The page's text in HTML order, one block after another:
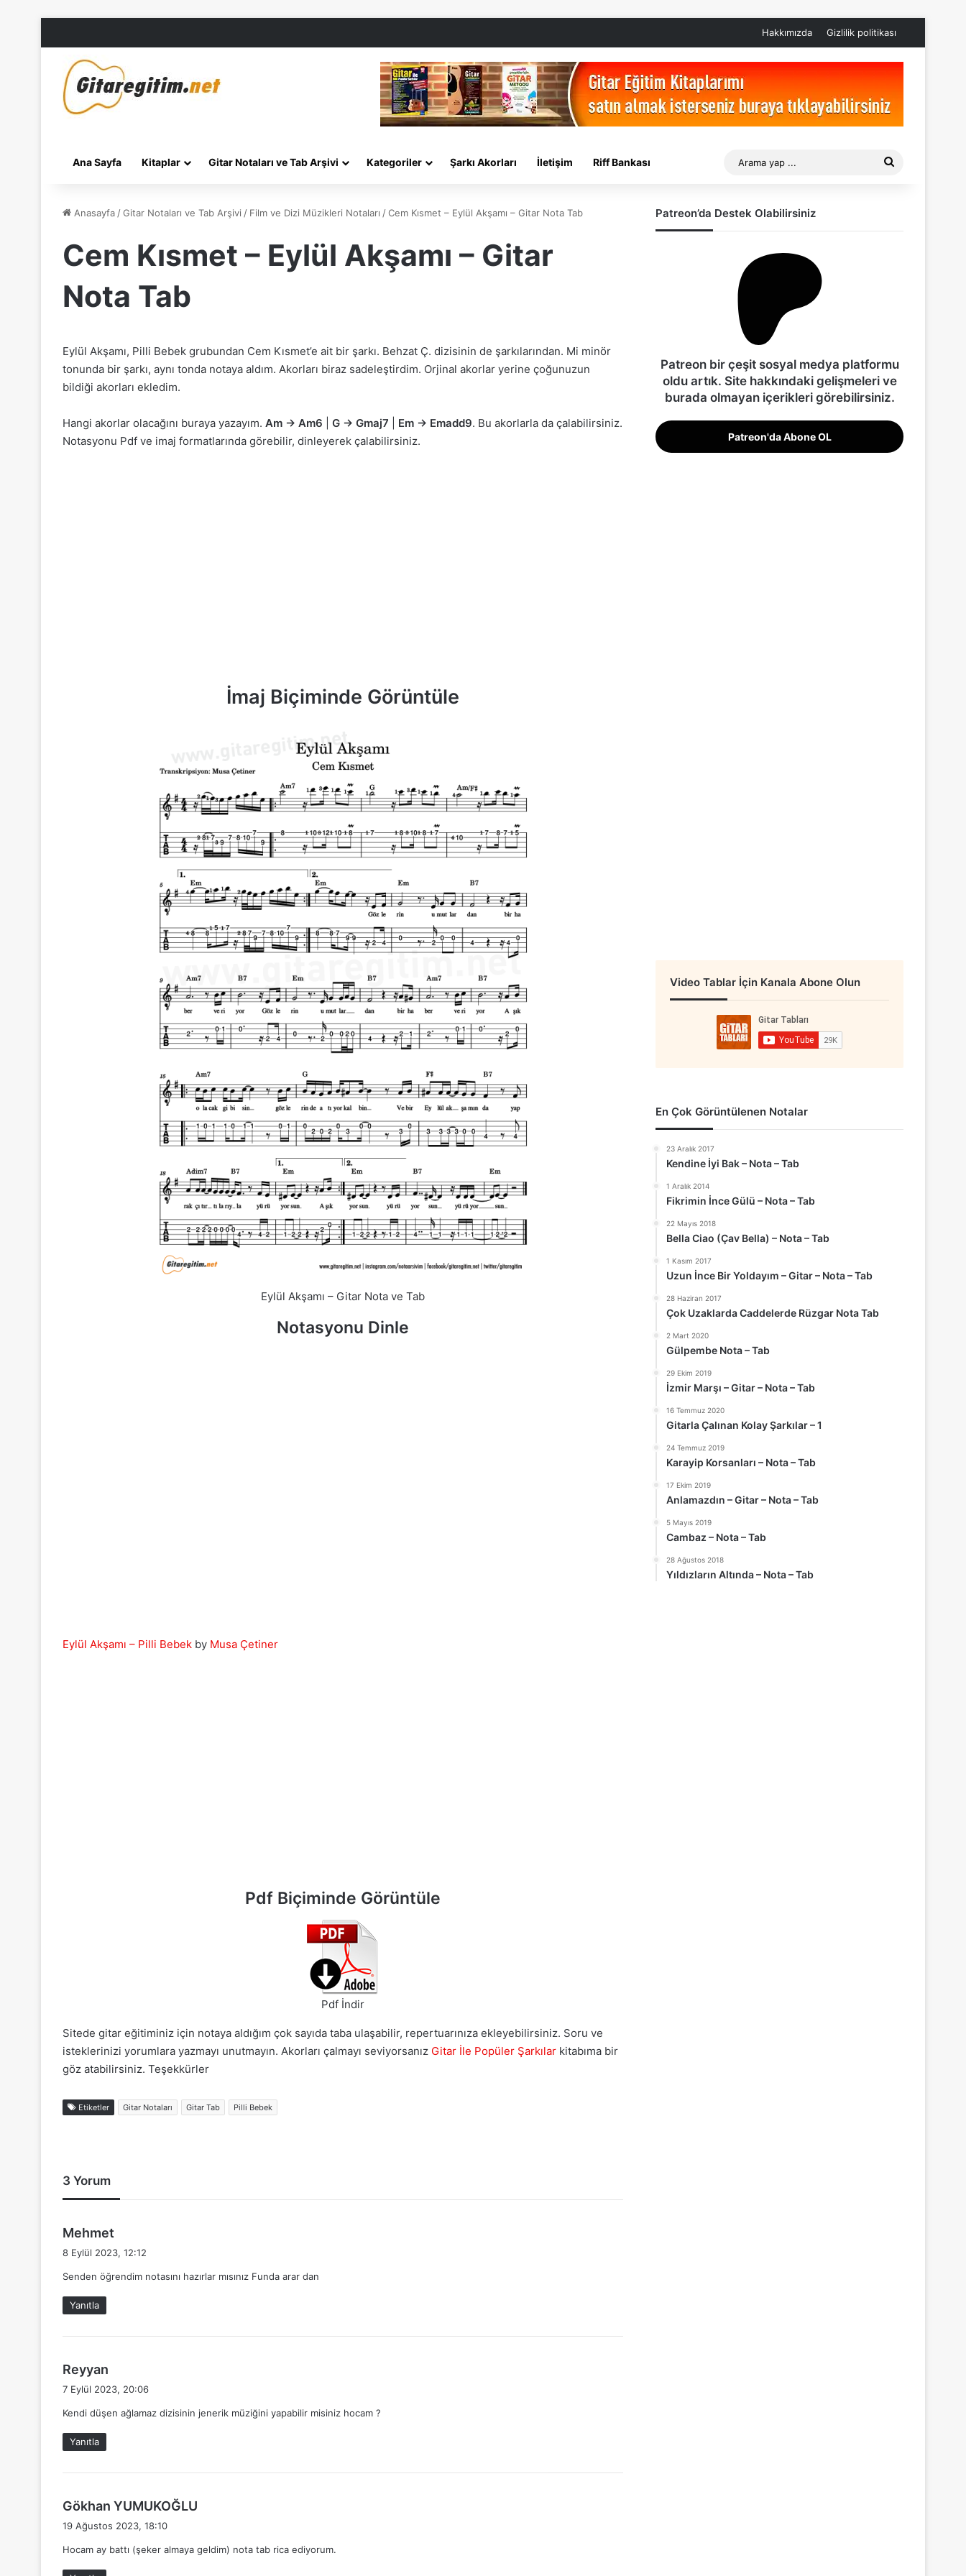
Hakkımızda Gizlilik politikası
Ana Sayfa Kitaplar Gitar Notaları ve Tab Arşivi Kategoriler Şarkı Akorları İletişim Riff Bankası
Arama
Anasayfa /Gitar Notaları ve Tab Arşivi / Film ve Dizi Müzikleri Notaları /Cem Kısmet – Eylül Akşamı – Gitar Nota Tab
Cem Kısmet – Eylül Akşamı – Gitar
Nota Tab
Eylül Akşamı, Pilli Bebek grubundan Cem Kısmet’e ait bir şarkı. Behzat Ç. dizisinin de şarkılarından. Mi minör
tonunda bir şarkı, aynı tonda notaya aldım. Akorları biraz sadeleştirdim. Orjinal akorlar yerine çoğunuzun
bildiği akorları ekledim.
Hangi akorlar olacağını buraya yazayım. Am -> Am6 G -> Gmaj7 Em -> Emadd9. Bu akorlarla da çalabilirsiniz.
Notasyonu Pdf ve imaj formatlarında görebilir, dinleyerek çalabilirsiniz.
İmaj Biçiminde Görüntüle
Eylül Akşamı – Gitar Nota ve Tab
Notasyonu Dinle
Eylül Akşamı – Pilli Bebek by Musa Çetiner
Pdf Biçiminde Görüntüle
Pdf İndir
Sitede gitar eğitiminiz için notaya aldığım çok sayıda taba ulaşabilir, repertuarınıza ekleyebilirsiniz. Soru ve
isteklerinizi yorumlara yazmayı unutmayın. Akorları çalmayı seviyorsanız Gitar İle Popüler Şarkılar kitabıma bir
göz atabilirsiniz. Teşekkürler
Etiketler Gitar Notaları Gitar Tab Pilli Bebek
3 Yorum
Mehmet
d
i
8 Eylül 2023, 12:12
Senden öğrendim notasını hazırlar mısınız Funda arar dan
Yanıtla
Reyyan
i
7 Eylül 2023, 20:06
Kendi düşen ağlamaz dizisinin jenerik müziğini yapabilir misiniz hocam ?
Yanıtla
Gökhan YUMUKOĞLU
i
19 Ağustos 2023, 18:10
Hocam ay battı (şeker almaya geldim) nota tab rica ediyorum.
Patreon’da Destek Olabilirsiniz
Patreon bir çeşit sosyal medya platformu
oldu artık. Site hakkındaki gelişmeleri ve
burada olmayan içerikleri görebilirsiniz.
Patreon'da Abone OL
Video Tablar İçin Kanala Abone Olun
En Çok Görüntülenen Notalar
23 Aralık 2017
Kendine İyi Bak – Nota – Tab
1 Aralık 2014
Fikrimin İnce Gülü – Nota – Tab
22 Mayıs 2018
Bella Ciao (Çav Bella) – Nota – Tab
1 Kasım 2017
Uzun İnce Bir Yoldayım – Gitar – Nota – Tab
28 Haziran 2017
Çok Uzaklarda Caddelerde Rüzgar Nota Tab
2 Mart 2020
Gülpembe Nota – Tab
29 Ekim 2019
İzmir Marşı – Gitar – Nota – Tab
16 Temmuz 2020
Gitarla Çalınan Kolay Şarkılar – 1
24 Temmuz 2019
Karayip Korsanları – Nota – Tab
17 Ekim 2019
Anlamazdın – Gitar – Nota – Tab
5 Mayıs 2019
Cambaz – Nota – Tab
28 Ağustos 2018
Yıldızların Altında – Nota – Tab